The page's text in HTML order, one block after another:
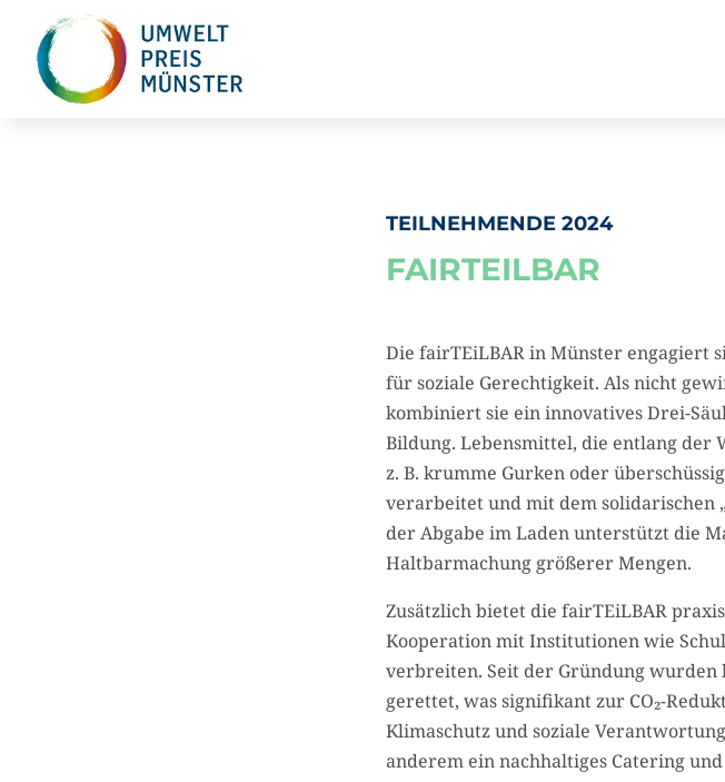
TEILNEHMENDE 2024
FAIRTEILBAR
Die fairTEiLBAR in Münster engagiert
für soziale Gerechtigkeit. Als nicht
kombiniert sie ein innovatives Drei-
Bildung. Lebensmittel, die entlang der
z. B. krumme Gurken oder
verarbeitet und mit dem solidarischen
der Abgabe im Laden unterstützt die
Haltbarmachung größerer Mengen.
Zusätzlich bietet die fairTEiLBAR
Kooperation mit Institutionen wie
verbreiten. Seit der Gründung wurden
gerettet, was signifikant zur CO₂-
Klimaschutz und soziale
anderem ein nachhaltiges Catering